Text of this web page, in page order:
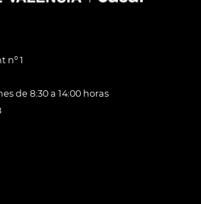
nº 1
de 8:30 a 14:00 horas